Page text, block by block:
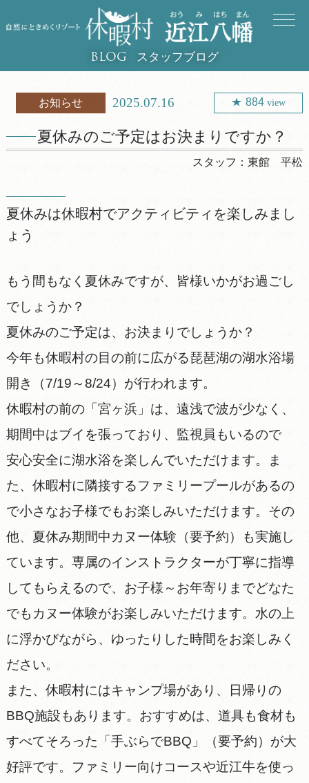
BLOG スタッフブログ
お知らせ 2025.07.16 884 view
夏休みのご予定はお決まりですか？
スタッフ：東館 平松
夏休みは休暇村でアクティビティを楽しみまし
ょう
もう間もなく夏休みですが、皆様いかがお過ごし
でしょうか？
夏休みのご予定は、お決まりでしょうか？
今年も休暇村の目の前に広がる琵琶湖の湖水浴場
開き（7/19～8/24）が行われます。
休暇村の前の「宮ヶ浜」は、遠浅で波が少なく、
期間中はブイを張っており、監視員もいるので
安心安全に湖水浴を楽しんでいただけます。ま
た、休暇村に隣接するファミリープールがあるの
で小さなお子様でもお楽しみいただけます。その
他、夏休み期間中カヌー体験（要予約）も実施し
ています。専属のインストラクターが丁寧に指導
してもらえるので、お子様～お年寄りまでどなた
でもカヌー体験がお楽しみいただけます。水の上
に浮かびながら、ゆったりした時間をお楽しみく
ださい。
また、休暇村にはキャンプ場があり、日帰りの
BBQ施設もあります。おすすめは、道具も食材も
すべてそろった「手ぶらでBBQ」（要予約）が大
好評です。ファミリー向けコースや近江牛を使っ